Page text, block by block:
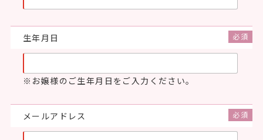
生年月日
お嬢様のご生年月日をご入力ください。
メールアドレス